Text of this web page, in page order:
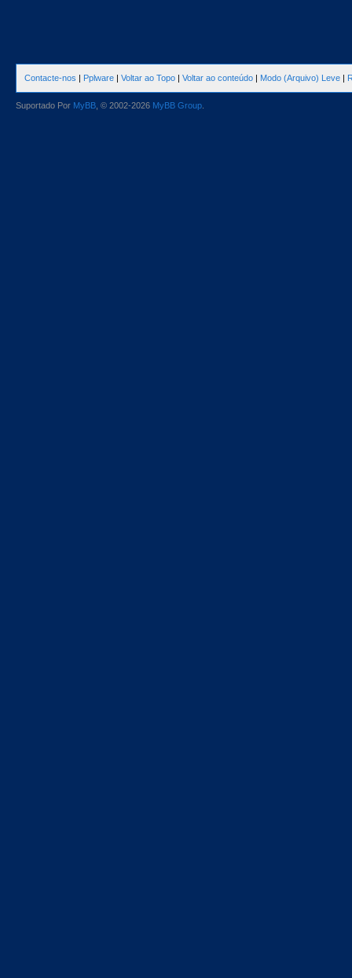
Contacte-nos | Pplware | Voltar ao Topo | Voltar ao conteúdo | Modo (Arquivo) Leve |
Suportado Por MyBB , © 2002-2026 MyBB Group